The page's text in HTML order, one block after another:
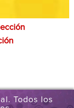
Todos los